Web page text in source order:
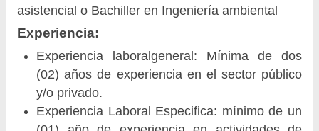
asistencial o Bachiller en Ingeniería ambiental
Experiencia:
Experiencia laboralgeneral: Mínima de dos
(02) años de experiencia en el sector público
y/o privado.
Experiencia Laboral Especifica: mínimo de un